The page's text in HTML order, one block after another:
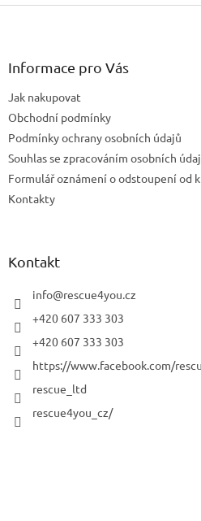
Z
Informace pro Vás
Jak nakupovat
Obchodní podmínky
Podmínky ochrany osobních údajů
Souhlas se zpracováním osobních
Formulář oznámení o odstoupení od
Kontakty
Kontakt
info@rescue4you.cz
+420 607 333 303
+420 607 333 303
https://www.facebook.com/
rescue_ltd
rescue4you_cz/